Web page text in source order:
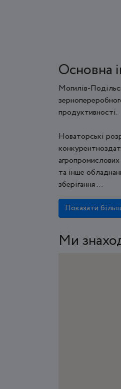
Основна
Могилів-
продуктивності.
Новаторські
та інше
зберігання ...
Показати
Ми